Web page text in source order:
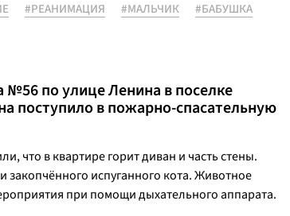
#РЕАНИМАЦИЯ #МАЛЬЧИК
#БАБУШКА
по улице Ленина в поселке
поступило в пожарно-спасательную
что в квартире горит диван и часть стены.
испуганного кота. Животное
при помощи дыхательного аппарата.